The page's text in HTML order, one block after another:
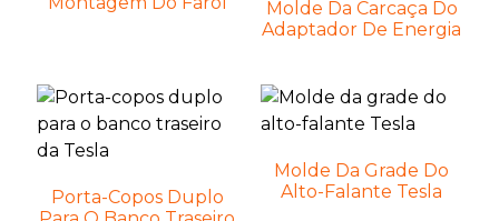
Molde Da Carcaça Do
Adaptador De Energia
Porta-Copos Duplo
Molde Da Grade Do
Alto-Falante Tesla